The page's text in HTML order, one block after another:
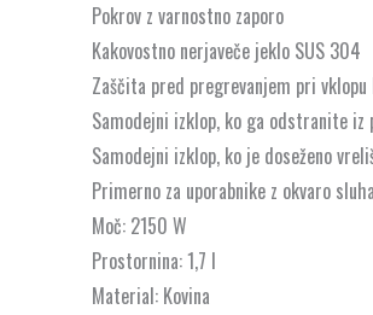
Pokrov z varnostno zaporo
Kakovostno nerjaveče jeklo SUS 304
Zaščita pred pregrevanjem pri vklopu
Samodejni izklop, ko ga odstranite iz
Samodejni izklop, ko je doseženo
Primerno za uporabnike z okvaro
Moč: 2150 W
Prostornina: 1,7 l
Material: Kovina